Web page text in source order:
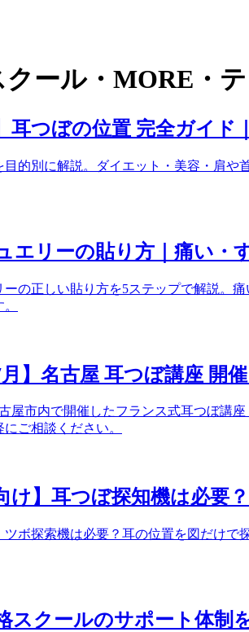
クール・MORE・
耳つぼの位置 完全ガイ
目的別に解説。ダイエット・美容・肩
エリーの貼り方｜痛い・
ーの正しい貼り方を5ステップで解説。
月】名古屋 耳つぼ講座 開
屋市内で開催したフランス式耳つぼ講
ご相談ください。
け】耳つぼ探知機は必
ツボ探索機は必要？耳の位置を図だけで
スクールのサポート体制